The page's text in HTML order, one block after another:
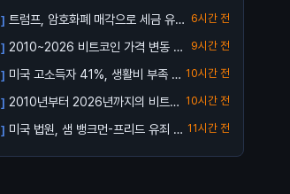
판 크립토 판 들어온 지 8년,
이게 시장에서 줍줍해서 모
은 돈이고 에어드랍이 대충
- 셀프 커스터디로 잃은
BTC 157.1만 개
투표 연...
트럼프, 암호화폐 매각으로 세금 유예 6시간 전
2010~2026 비트코인 가격 변동 총
정리 ...
9시간 전
미국 고소득자 41%, 생활비 부족 호 10시간 전
2010년부터 2026년까지의 비트코
인 가격 ...
10시간 전
미국 법원, 샘 뱅크먼-프리드 유죄 확 11시간 전